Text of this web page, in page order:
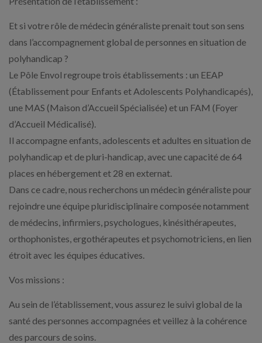
Et si votre rôle de médecin généraliste prenait tout son sens
dans l’accompagnement global de personnes en situation de
polyhandicap ?
Le Pôle Envol regroupe trois établissements : un EEAP
(Établissement pour Enfants et Adolescents Polyhandicapés),
une MAS (Maison d’Accueil Spécialisée) et un FAM (Foyer
d’Accueil Médicalisé).
Il accompagne enfants, adolescents et adultes en situation de
polyhandicap et de pluri-handicap, avec une capacité de 64
places en hébergement et 28 en externat.
Dans ce cadre, nous recherchons un médecin généraliste pour
rejoindre une équipe pluridisciplinaire composée notamment
de médecins, infirmiers, psychologues, kinésithérapeutes,
orthophonistes, ergothérapeutes et psychomotriciens, en lien
étroit avec les équipes éducatives.
Vos missions :
Au sein de l’établissement, vous assurez le suivi global de la
santé des personnes accompagnées et veillez à la cohérence
des parcours de soins.